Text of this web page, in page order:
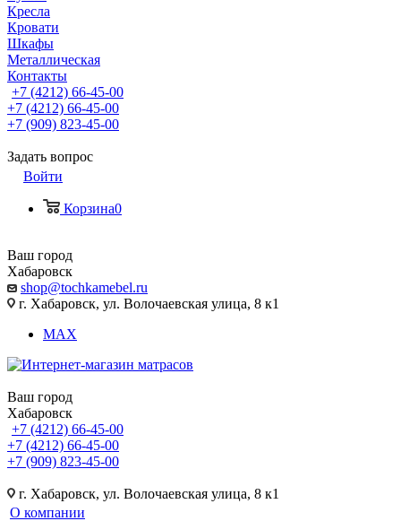
Кресла
Кровати
Шкафы
Металлическая
Контакты
+7 (4212) 66-45-00
+7 (4212) 66-45-00
+7 (909) 823-45-00
Задать вопрос
Войти
Корзина0
Ваш город
Хабаровск
shop@tochkamebel.ru
г. Хабаровск, ул. Волочаевская улица, 8 к1
MAX
Ваш город
Хабаровск
+7 (4212) 66-45-00
+7 (4212) 66-45-00
+7 (909) 823-45-00
г. Хабаровск, ул. Волочаевская улица, 8 к1
О компании